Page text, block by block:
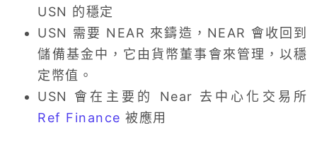
USN 的穩定
USN 需要 NEAR 來鑄造，NEAR 會收回到
儲備基金中，它由貨幣董事會來管理，以穩
定幣值。
USN 會在主要的 Near 去中心化交易所
Ref Finance 被應用